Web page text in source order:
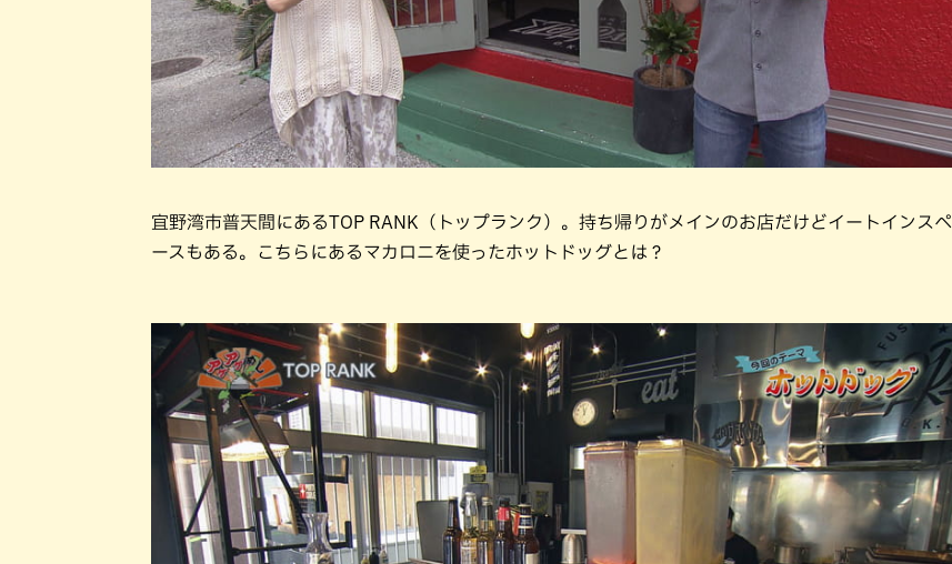
宜野湾市普天間にあるTOP RANK（トップランク）。持ち帰りがメインのお店だけどイートインスペ
ースもある。こちらにあるマカロニを使ったホットドッグとは？